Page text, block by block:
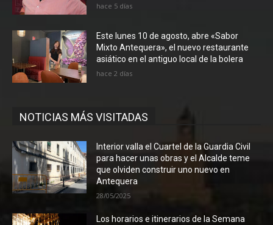
hace 5 días
Este lunes 10 de agosto, abre «Sabor
Mixto Antequera», el nuevo restaurante
asiático en el antiguo local de la bolera
hace 2 días
NOTICIAS MÁS VISITADAS
Interior valla el Cuartel de la Guardia Civil
para hacer unas obras y el Alcalde teme
que olviden construir uno nuevo en
Antequera
28/05/2025
Los horarios e itinerarios de la Semana